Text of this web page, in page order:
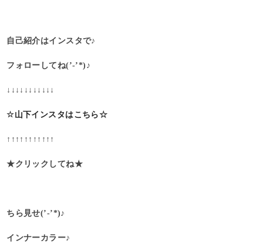
自己紹介はインスタで♪
フォローしてね(’-’*)♪
↓↓↓↓↓↓↓↓↓↓↓
☆山下インスタはこちら☆
↑↑↑↑↑↑↑↑↑↑↑
★クリックしてね★
ちら見せ(’-’*)♪
インナーカラー♪